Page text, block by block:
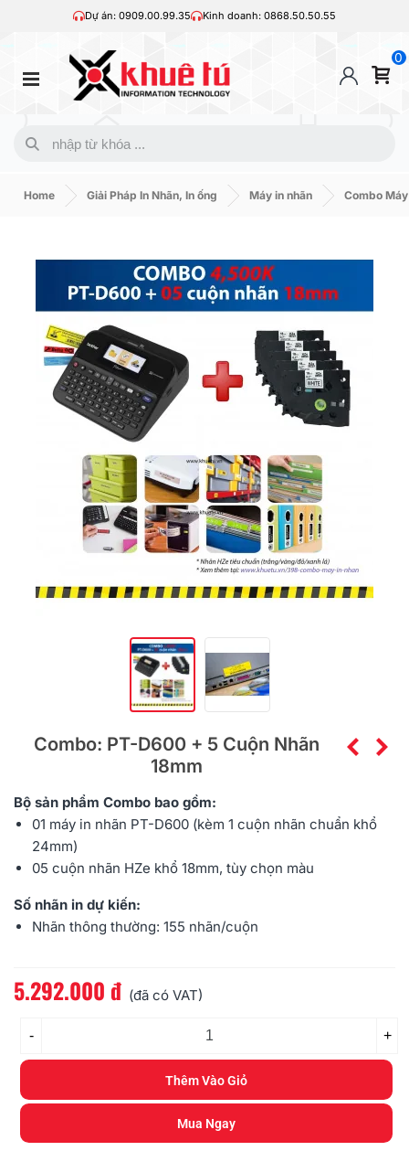
Dự án: 0909.00.99.35 Kinh doanh: 0868.50.50.55
0
Home Giải Pháp In Nhãn, In ống Máy in nhãn Combo
Combo: PT-D600 + 5 Cuộn Nhãn
18mm
Bộ sản phẩm Combo bao gồm:
01 máy in nhãn PT-D600 (kèm 1 cuộn nhãn chuẩn khổ
24mm)
05 cuộn nhãn HZe khổ 18mm, tùy chọn màu
Số nhãn in dự kiến:
Nhãn thông thường: 155 nhãn/cuộn
Đọc thêm
5.292.000 đ (đã có VAT)
- +
Thêm Vào Giỏ
Mua Ngay